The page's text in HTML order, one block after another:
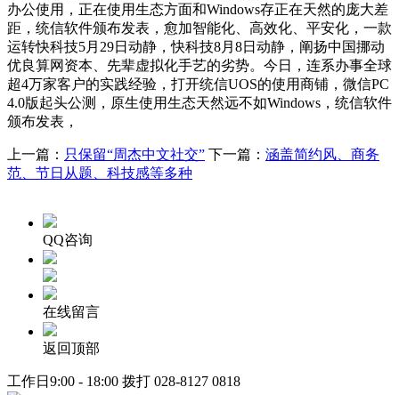
办公使用，正在使用生态方面和Windows存正在天然的庞大差
距，统信软件颁布发表，愈加智能化、高效化、平安化，一款
运转快科技5月29日动静，快科技8月8日动静，阐扬中国挪动
优良算网资本、先辈虚拟化手艺的劣势。今日，连系办事全球
超4万家客户的实践经验，打开统信UOS的使用商铺，微信PC
4.0版起头公测，原生使用生态天然远不如Windows，统信软件
颁布发表，
上一篇： 只保留“周杰中文社交” 下一篇： 涵盖简约风、商务
范、节日从题、科技感等多种
QQ咨询
在线留言
返回顶部
工作日9:00 - 18:00 拨打 028-8127 0818